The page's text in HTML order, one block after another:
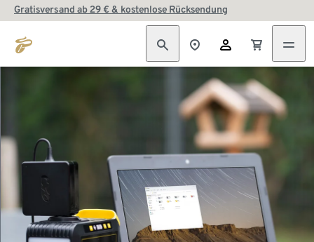
Gratisversand ab 29 € & kostenlose Rücksendung